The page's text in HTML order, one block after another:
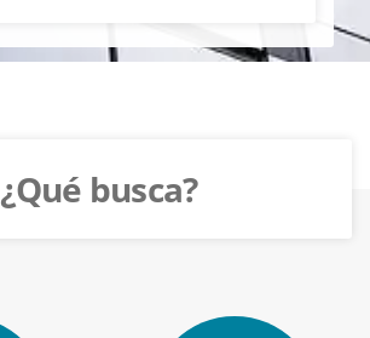
¿Qué busca?